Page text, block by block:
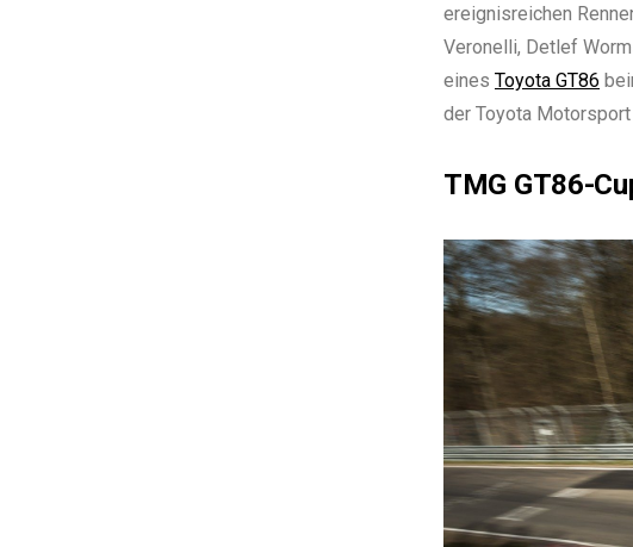
ereignisreichen
Veronelli, Detlef
eines Toyota GT86
der Toyota
TMG GT86-